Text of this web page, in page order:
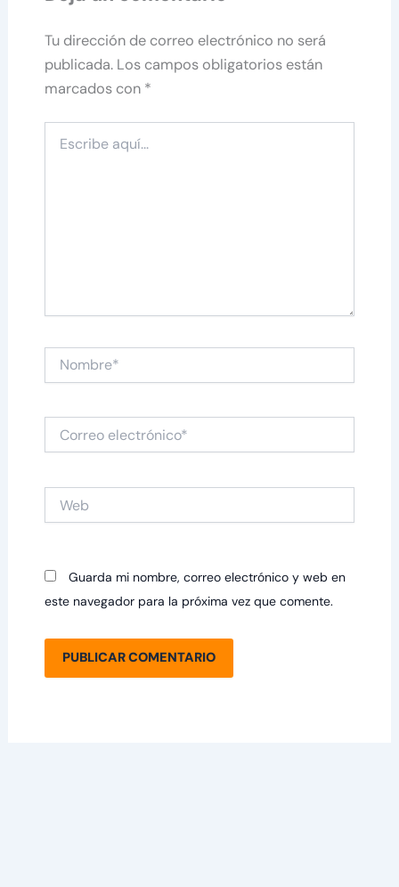
Tu dirección de correo electrónico no será
publicada. Los campos obligatorios están
marcados con *
aquí...
Nombre*
electrónico*
Guarda mi nombre, correo electrónico y web en
este navegador para la próxima vez que comente.